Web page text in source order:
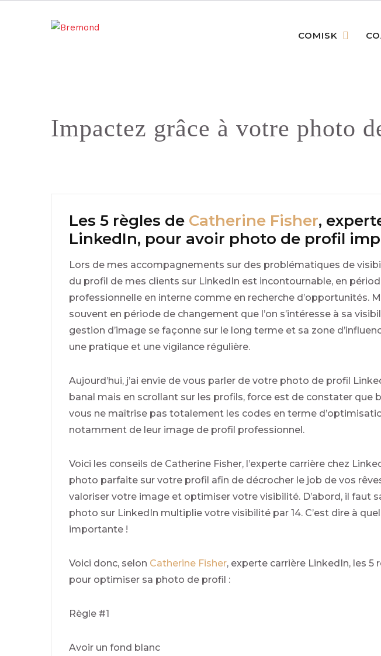
COMISK
Impactez grâce à votre photo
Les 5 règles de Catherine Fisher,
LinkedIn, pour avoir photo de profil
Lors de mes accompagnements sur des problématiques de
du profil de mes clients sur LinkedIn est incontournable, en
professionnelle en interne comme en recherche d’opportunités.
souvent en période de changement que l’on s’intéresse à sa
gestion d’image se façonne sur le long terme et sa zone
une pratique et une vigilance régulière.
Aujourd’hui, j’ai envie de vous parler de votre photo de profil
banal mais en scrollant sur les profils, force est de constater que
vous ne maîtrise pas totalement les codes en terme
notamment de leur image de profil professionnel.
Voici les conseils de Catherine Fisher, l’experte carrière chez
photo parfaite sur votre profil afin de décrocher le job de vos
valoriser votre image et optimiser votre visibilité. D’abord, il faut
photo sur LinkedIn multiplie votre visibilité par 14. C’est dire à
importante !
Voici donc, selon Catherine Fisher, experte carrière LinkedIn, les 5
pour optimiser sa photo de profil :
Règle #1
Avoir un fond blanc